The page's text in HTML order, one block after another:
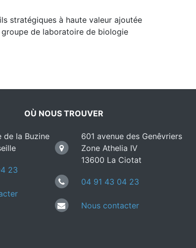
stratégiques à haute valeur ajoutée
de laboratoire de biologie
OÙ NOUS TROUVER
de la Buzine
23
601 avenue des Genêvriers
Zone Athelia IV
13600 La Ciotat
04 91 43 04 23
Nous contacter